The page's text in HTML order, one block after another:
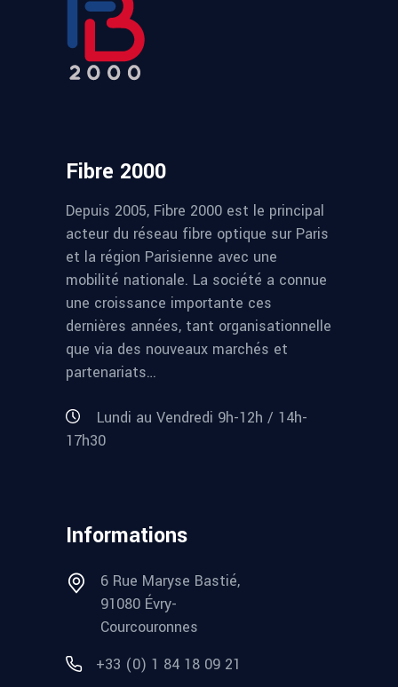
Fibre 2000
Depuis 2005, Fibre 2000 est le principal
acteur du réseau fibre optique sur Paris
et la région Parisienne avec une
mobilité nationale. La société a connue
une croissance importante ces
dernières années, tant organisationnelle
que via des nouveaux marchés et
partenariats…
Lundi au Vendredi 9h-12h / 14h-
17h30
Informations
6 Rue Maryse Bastié,
91080 Évry-
Courcouronnes
+33 (0) 1 84 18 09 21